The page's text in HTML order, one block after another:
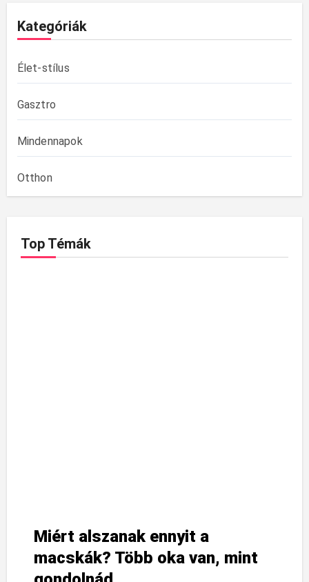
Kategóriák
Élet-stílus
Gasztro
Mindennapok
Otthon
Top Témák
Miért alszanak ennyit a
macskák? Több oka van, mint